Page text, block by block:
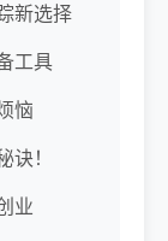
新选择
工具
恼
！
业